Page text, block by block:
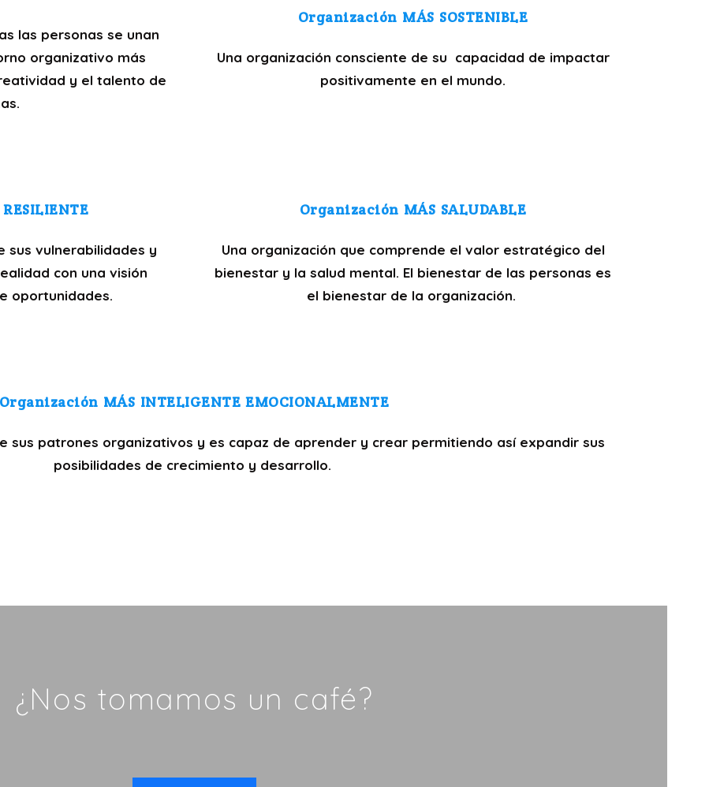
las personas se unan
organizativo más
y el talento de
Organización MÁS SOSTENIBLE
Una organización consciente de su capacidad de impactar
positivamente en el mundo.
sus vulnerabilidades y
con una visión
oportunidades.
Organización MÁS SALUDABLE
Una organización que comprende el valor estratégico del
bienestar y la salud mental. El bienestar de las personas es
el bienestar de la organización.
Organización MÁS INTELIGENTE EMOCIONALMENTE
sus patrones organizativos y es capaz de aprender y crear permitiendo así expandir sus
posibilidades de crecimiento y desarrollo.
¿Nos tomamos un café?